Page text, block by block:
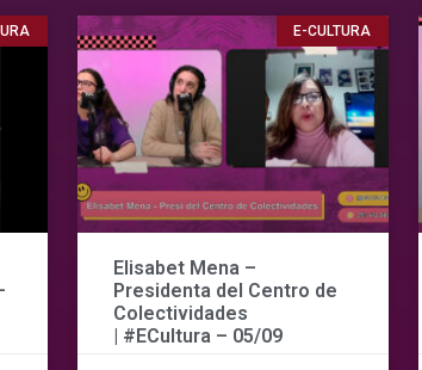
E-CULTURA
Elisabet Mena –
Presidenta del Centro de
Colectividades
| #ECultura – 05/09